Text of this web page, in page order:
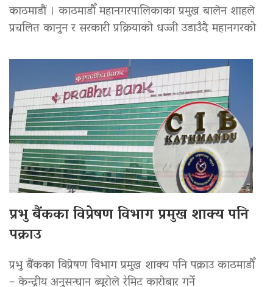
काठमाडौं । काठमाडौँ महानगरपालिकाका प्रमुख बालेन शाहले
प्रचलित कानुन र सरकारी प्रक्रियाको धज्जी उडाउँदै महानगरको
प्रभु बैंकका विप्रेषण विभाग प्रमुख शाक्य पनि
पक्राउ
प्रभु बैंकका विप्रेषण विभाग प्रमुख शाक्य पनि पक्राउ काठमाडौँ